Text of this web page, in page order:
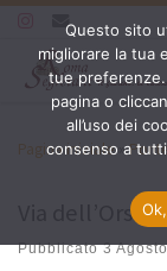
Passa al contenuto
Pagina iniziale »Ponte
Via dell’Orso
Pubblicato3
Questo sito
migliorare la tua
tue
pagina o
all’uso dei
consenso a